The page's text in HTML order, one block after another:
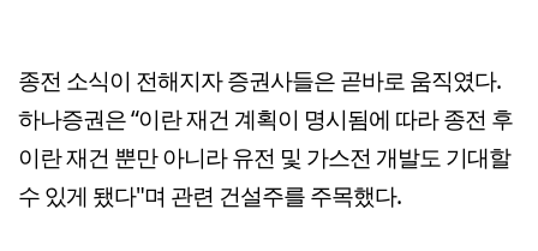
종전 소식이 전해지자 증권사들은 곧바로 움직였다.
하나증권은 “이란 재건 계획이 명시됨에 따라 종전 후
이란 재건 뿐만 아니라 유전 및 가스전 개발도 기대할
수 있게 됐다"며 관련 건설주를 주목했다.